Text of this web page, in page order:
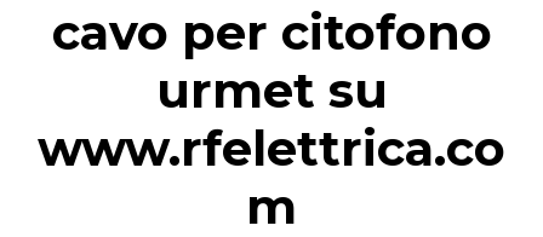
cavo per citofono
urmet su
www.rfelettrica.co
m